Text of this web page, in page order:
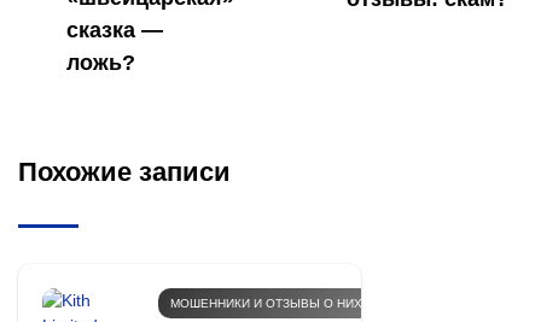
сказка —
ложь?
Похожие записи
МОШЕННИКИ И ОТЗЫВЫ О НИХ